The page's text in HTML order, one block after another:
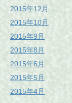
2015年12月
2015年10月
2015年9月
2015年8月
2015年6月
2015年5月
2015年4月